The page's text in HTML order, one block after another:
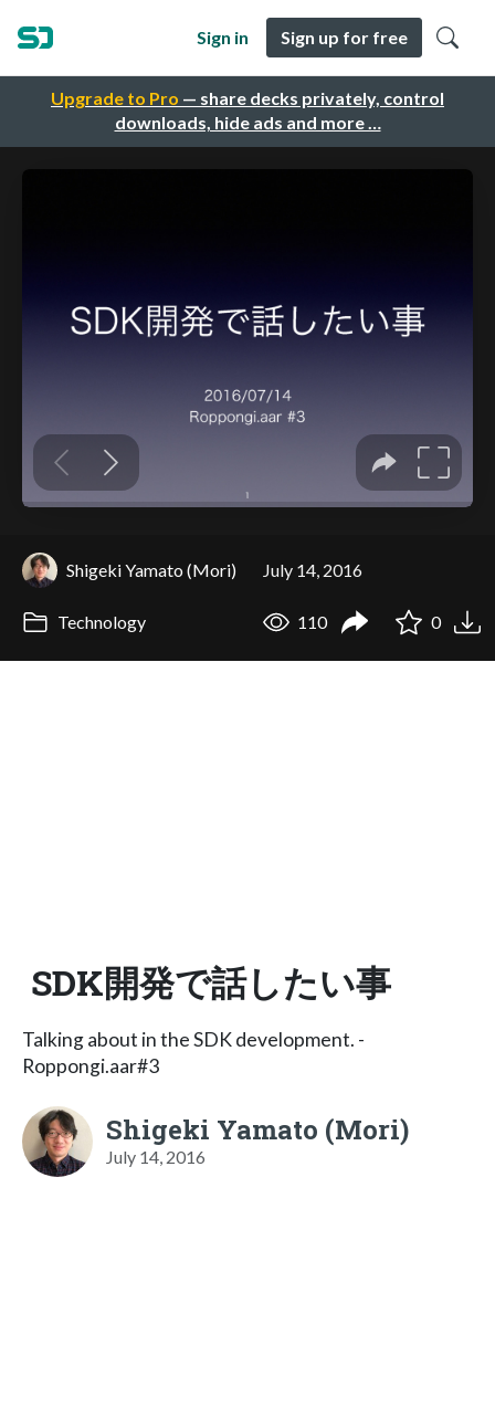
Upgrade to Pro — share decks privately, control
downloads, hide ads and more …
Sign in Sign up for free
Shigeki Yamato (Mori) July 14, 2016
Technology 110 0
SDK開発で話したい事
Talking about in the SDK development. -
Roppongi.aar#3
Shigeki Yamato (Mori)
July 14, 2016